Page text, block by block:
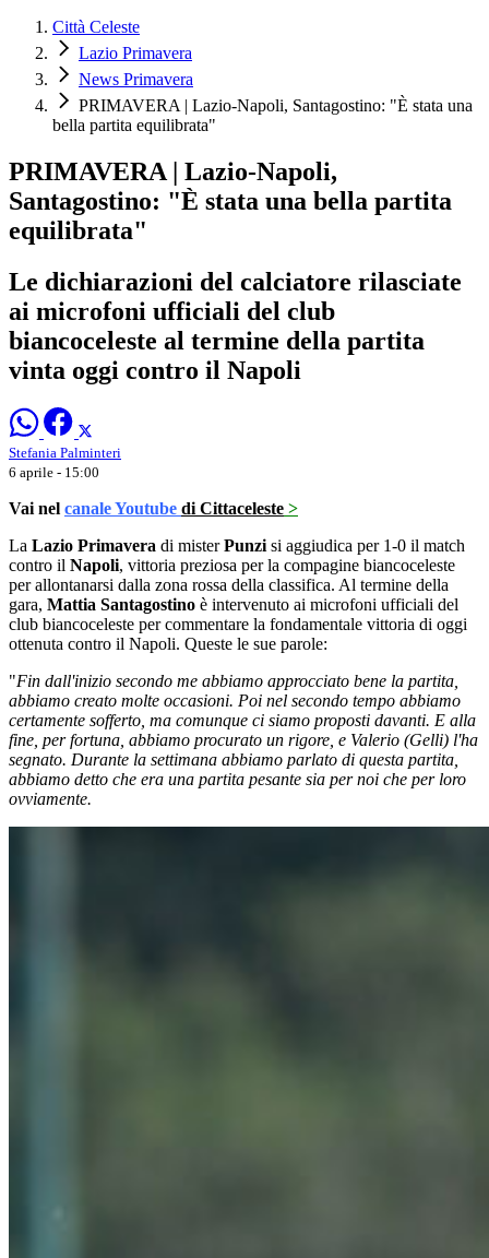
Città Celeste
Lazio Primavera
News Primavera
PRIMAVERA | Lazio-Napoli, Santagostino: "È stata una
bella partita equilibrata"
PRIMAVERA | Lazio-Napoli,
Santagostino: "È stata una bella partita
equilibrata"
Le dichiarazioni del calciatore rilasciate
ai microfoni ufficiali del club
biancoceleste al termine della partita
vinta oggi contro il Napoli
Stefania Palminteri
6 aprile - 15:00
Vai nel canale Youtube di Cittaceleste >
La Lazio Primavera di misterPunzi si aggiudica per 1-0 il match
contro il Napoli, vittoria preziosa per la compagine biancoceleste
per allontanarsi dalla zona rossa della classifica. Al termine della
gara, Mattia Santagostino è intervenuto ai microfoni ufficiali del
club biancoceleste per commentare la fondamentale vittoria di oggi
ottenuta contro il Napoli. Queste le sue parole:
"Fin dall'inizio secondo me abbiamo approcciato bene la partita,
abbiamo creato molte occasioni. Poi nel secondo tempo abbiamo
certamente sofferto, ma comunque ci siamo proposti davanti. E alla
fine, per fortuna, abbiamo procurato un rigore, e Valerio (Gelli) l'ha
segnato. Durante la settimana abbiamo parlato di questa partita,
abbiamo detto che era una partita pesante sia per noi che per loro
ovviamente.